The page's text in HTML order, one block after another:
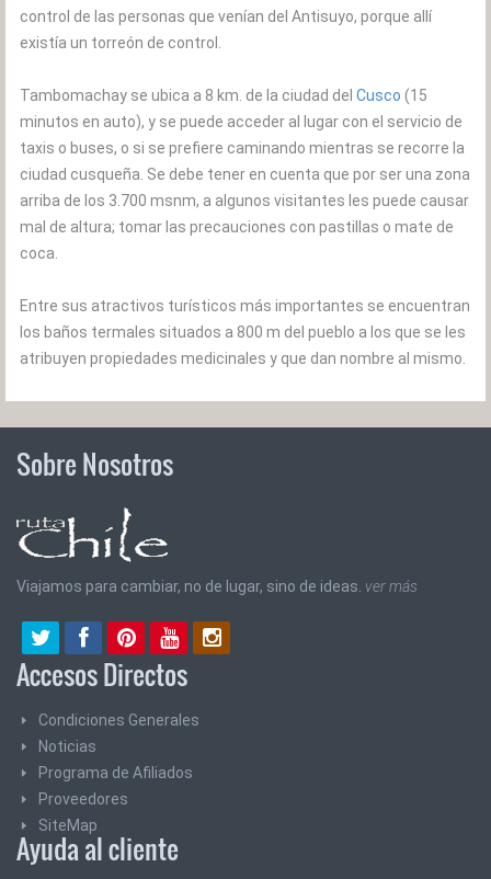
control de las personas que venían del Antisuyo, porque allí
existía un torreón de control.
Tambomachay se ubica a 8 km. de la ciudad del Cusco (15
minutos en auto), y se puede acceder al lugar con el servicio de
taxis o buses, o si se prefiere caminando mientras se recorre la
ciudad cusqueña. Se debe tener en cuenta que por ser una zona
arriba de los 3.700 msnm, a algunos visitantes les puede causar
mal de altura; tomar las precauciones con pastillas o mate de
coca.
Entre sus atractivos turísticos más importantes se encuentran
los baños termales situados a 800 m del pueblo a los que se les
atribuyen propiedades medicinales y que dan nombre al mismo.
Sobre Nosotros
Viajamos para cambiar, no de lugar, sino de ideas. ver más
Accesos Directos
Condiciones Generales
Noticias
Programa de Afiliados
Proveedores
SiteMap
Ayuda al cliente